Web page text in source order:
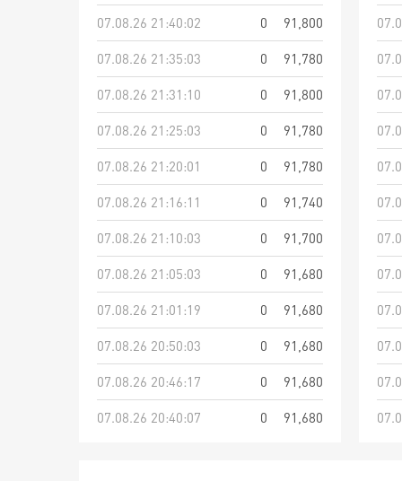
07.08.26 21:40:02
0
91,800
07.08.26 21:35:03
0
91,780
07.08.26 21:31:10
0
91,800
07.08.26 21:25:03
0
91,780
07.08.26 21:20:01
0
91,780
07.08.26 21:16:11
0
91,740
07.08.26 21:10:03
0
91,700
07.08.26 21:05:03
0
91,680
07.08.26 21:01:19
0
91,680
07.08.26 20:50:03
0
91,680
07.08.26 20:46:17
0
91,680
07.08.26 20:40:07
0 91,680